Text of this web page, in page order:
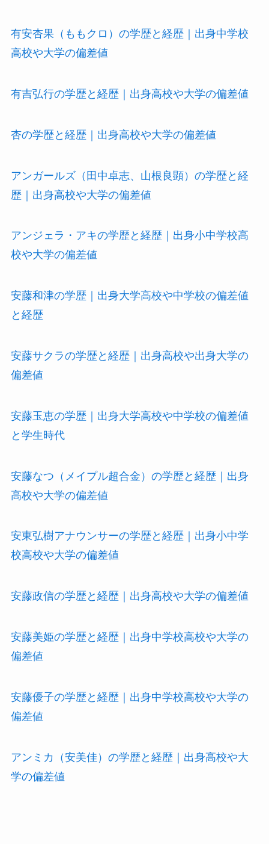
有安杏果（ももクロ）の学歴と経歴｜出身中学校
高校や大学の偏差値
有吉弘行の学歴と経歴｜出身高校や大学の偏差値
杏の学歴と経歴｜出身高校や大学の偏差値
アンガールズ（田中卓志、山根良顕）の学歴と経
歴｜出身高校や大学の偏差値
アンジェラ・アキの学歴と経歴｜出身小中学校高
校や大学の偏差値
安藤和津の学歴｜出身大学高校や中学校の偏差値
と経歴
安藤サクラの学歴と経歴｜出身高校や出身大学の
偏差値
安藤玉恵の学歴｜出身大学高校や中学校の偏差値
と学生時代
安藤なつ（メイプル超合金）の学歴と経歴｜出身
高校や大学の偏差値
安東弘樹アナウンサーの学歴と経歴｜出身小中学
校高校や大学の偏差値
安藤政信の学歴と経歴｜出身高校や大学の偏差値
安藤美姫の学歴と経歴｜出身中学校高校や大学の
偏差値
安藤優子の学歴と経歴｜出身中学校高校や大学の
偏差値
アンミカ（安美佳）の学歴と経歴｜出身高校や大
学の偏差値